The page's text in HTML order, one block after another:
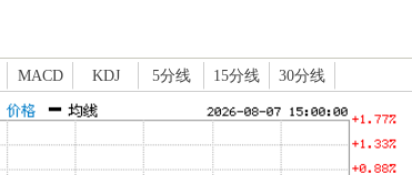
MACD KDJ 5分线 15分线 30分线